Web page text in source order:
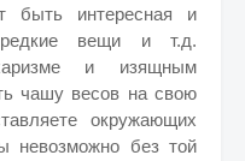
быть интересная и
редкие вещи и т.д.
и изящным
чашу весов на свою
окружающих
без той